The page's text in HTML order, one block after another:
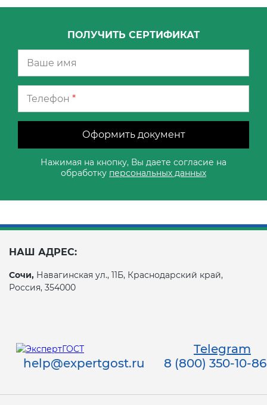
ПОЛУЧИТЬ СЕРТИФИКАТ
Телефон *
Оформить документ
Нажимая на кнопку, Вы даете согласие на
обработку персональных данных
НАШ АДРЕС:
Сочи, Навагинская ул., 11Б, Краснодарский край,
Россия, 354000
Telegram
help@expertgost.ru
8 (800) 350-10-86